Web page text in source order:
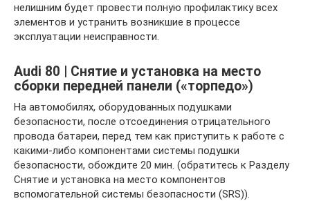
нелишним будет провести полную профилактику всех
элементов и устранить возникшие в процессе
эксплуатации неисправности.
Audi 80 | Снятие и установка на место
сборки передней панели («торпедо»)
На автомобилях, оборудованных подушками
безопасности, после отсоединения отрицательного
провода батареи, перед тем как приступить к работе с
какими-либо компонентами системы подушки
безопасности, обождите 20 мин. (обратитесь к Разделу
Снятие и установка на место компонентов
вспомогательной системы безопасности (SRS)).